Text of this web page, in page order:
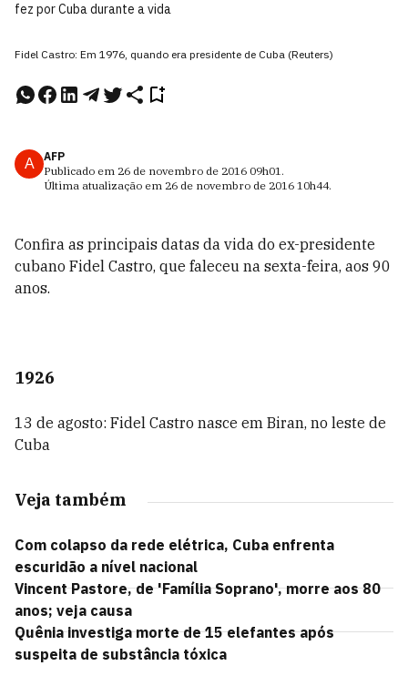
fez por Cuba durante a vida
Fidel Castro: Em 1976, quando era presidente de Cuba (Reuters)
A
AFP
Publicado em 26 de novembro de 2016 09h01.
Última atualização em 26 de novembro de 2016 10h44.
Confira as principais datas da vida do ex-presidente
cubano Fidel Castro, que faleceu na sexta-feira, aos 90
anos.
1926
13 de agosto: Fidel Castro nasce em Biran, no leste de
Cuba
Veja também
Com colapso da rede elétrica, Cuba enfrenta
escuridão a nível nacional
Vincent Pastore, de 'Família Soprano', morre aos 80
anos; veja causa
Quênia investiga morte de 15 elefantes após
suspeita de substância tóxica